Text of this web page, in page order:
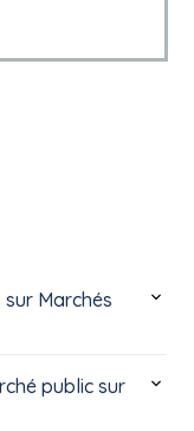
Marchés
public sur